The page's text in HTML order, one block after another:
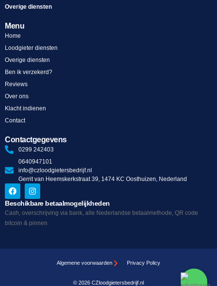
Overige diensten
Menu
Home
Loodgieter diensten
Overige diensten
Ben ik verzekerd?
Reviews
Over ons
Klacht indienen
Contact
Contactgegevens
0299 242403
0640947101
info@czloodgietersbedrijf.nl
Gerrit van Heemskerkstraat 39, 1474 KC Oosthuizen, Nederland
Beschikbare betaalmogelijkheden
Cash, overschrijving via bank, alle Nederlandse betaalmethode, QR code
bitcoin & pinnen
© 2026 CZloodgietersbedrijf.nl
Algemene voorwaarden Privacy Policy